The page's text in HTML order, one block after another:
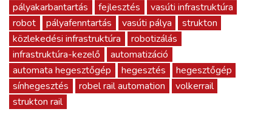
pályakarbantartás
fejlesztés
vasúti infrastruktúra
robot
pályafenntartás vasúti pálya
strukton
közlekedési infrastruktúra
robotizálás
infrastruktúra-kezelő
automatizáció
automata hegesztőgép
hegesztés
hegesztőgép
sínhegesztés
robel rail automation
volkerrail
strukton rail